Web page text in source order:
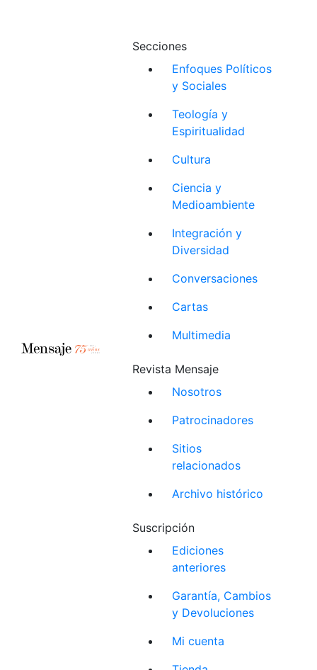
Secciones
Enfoques Políticos
y Sociales
Teología y
Espiritualidad
Cultura
Ciencia y
Medioambiente
Integración y
Diversidad
Conversaciones
Cartas
Multimedia
Revista Mensaje
Nosotros
Patrocinadores
Sitios
relacionados
Archivo histórico
Suscripción
Ediciones
anteriores
Garantía, Cambios
y Devoluciones
Mi cuenta